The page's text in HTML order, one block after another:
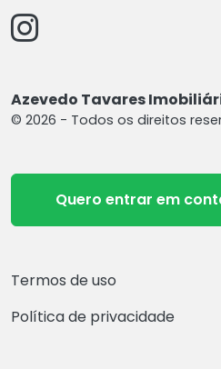
Azevedo Tavares
© 2026 - Todos os direitos
Quero entrar em
Termos de uso
Política de privacidade